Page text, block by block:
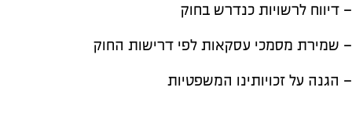
– דיווח לרשויות כנדרש בחוק
– שמירת מסמכי עסקאות לפי דרישות החוק
– הגנה על זכויותינו המשפטיות